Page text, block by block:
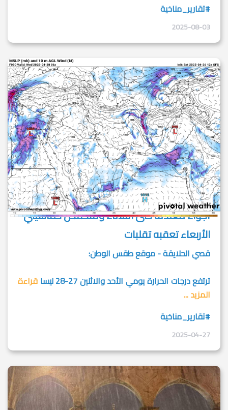
#تقارير_مناخية
2025-08-03
أجواء معتدلة حتى الثلاثاء ومنخفض خماسيني
الأربعاء تعقبه تقلبات
قصي الحلايقة - موقع طقس الوطن:
ترتفع درجات الحرارة يومي الأحد والاثنين 27-28 نيسا
قراءة
المزيد ...
#تقارير_مناخية
2025-04-27